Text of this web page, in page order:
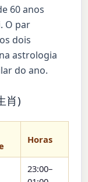
60 anos
O par
dois
astrologia
do ano.
肖)
Horas
23:00–